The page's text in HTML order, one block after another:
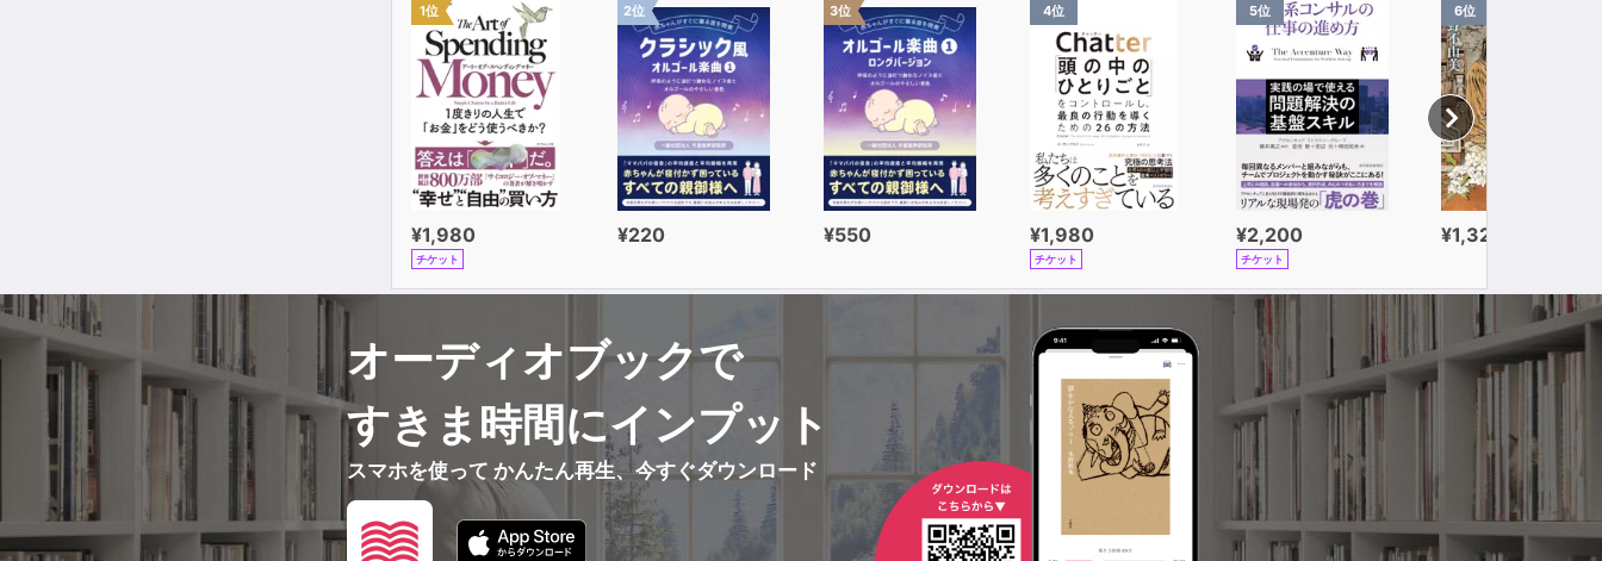
1位
¥1,980
チケット
2位
¥220
3位
¥550
4位
¥1,980
チケット
5位
¥2,200
チケット
6位
¥1,320
オーディオブックで
すきま時間にインプット
スマホを使って かんたん再生、今すぐダウンロード